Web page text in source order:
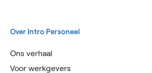
Over Intro Personeel
Ons verhaal
Voor werkgevers